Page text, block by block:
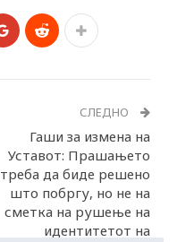
СЛЕДНО
Гаши за измена на
Уставот: Прашањето
треба да биде решено
што побргу, но не на
сметка на рушење на
идентитетот на